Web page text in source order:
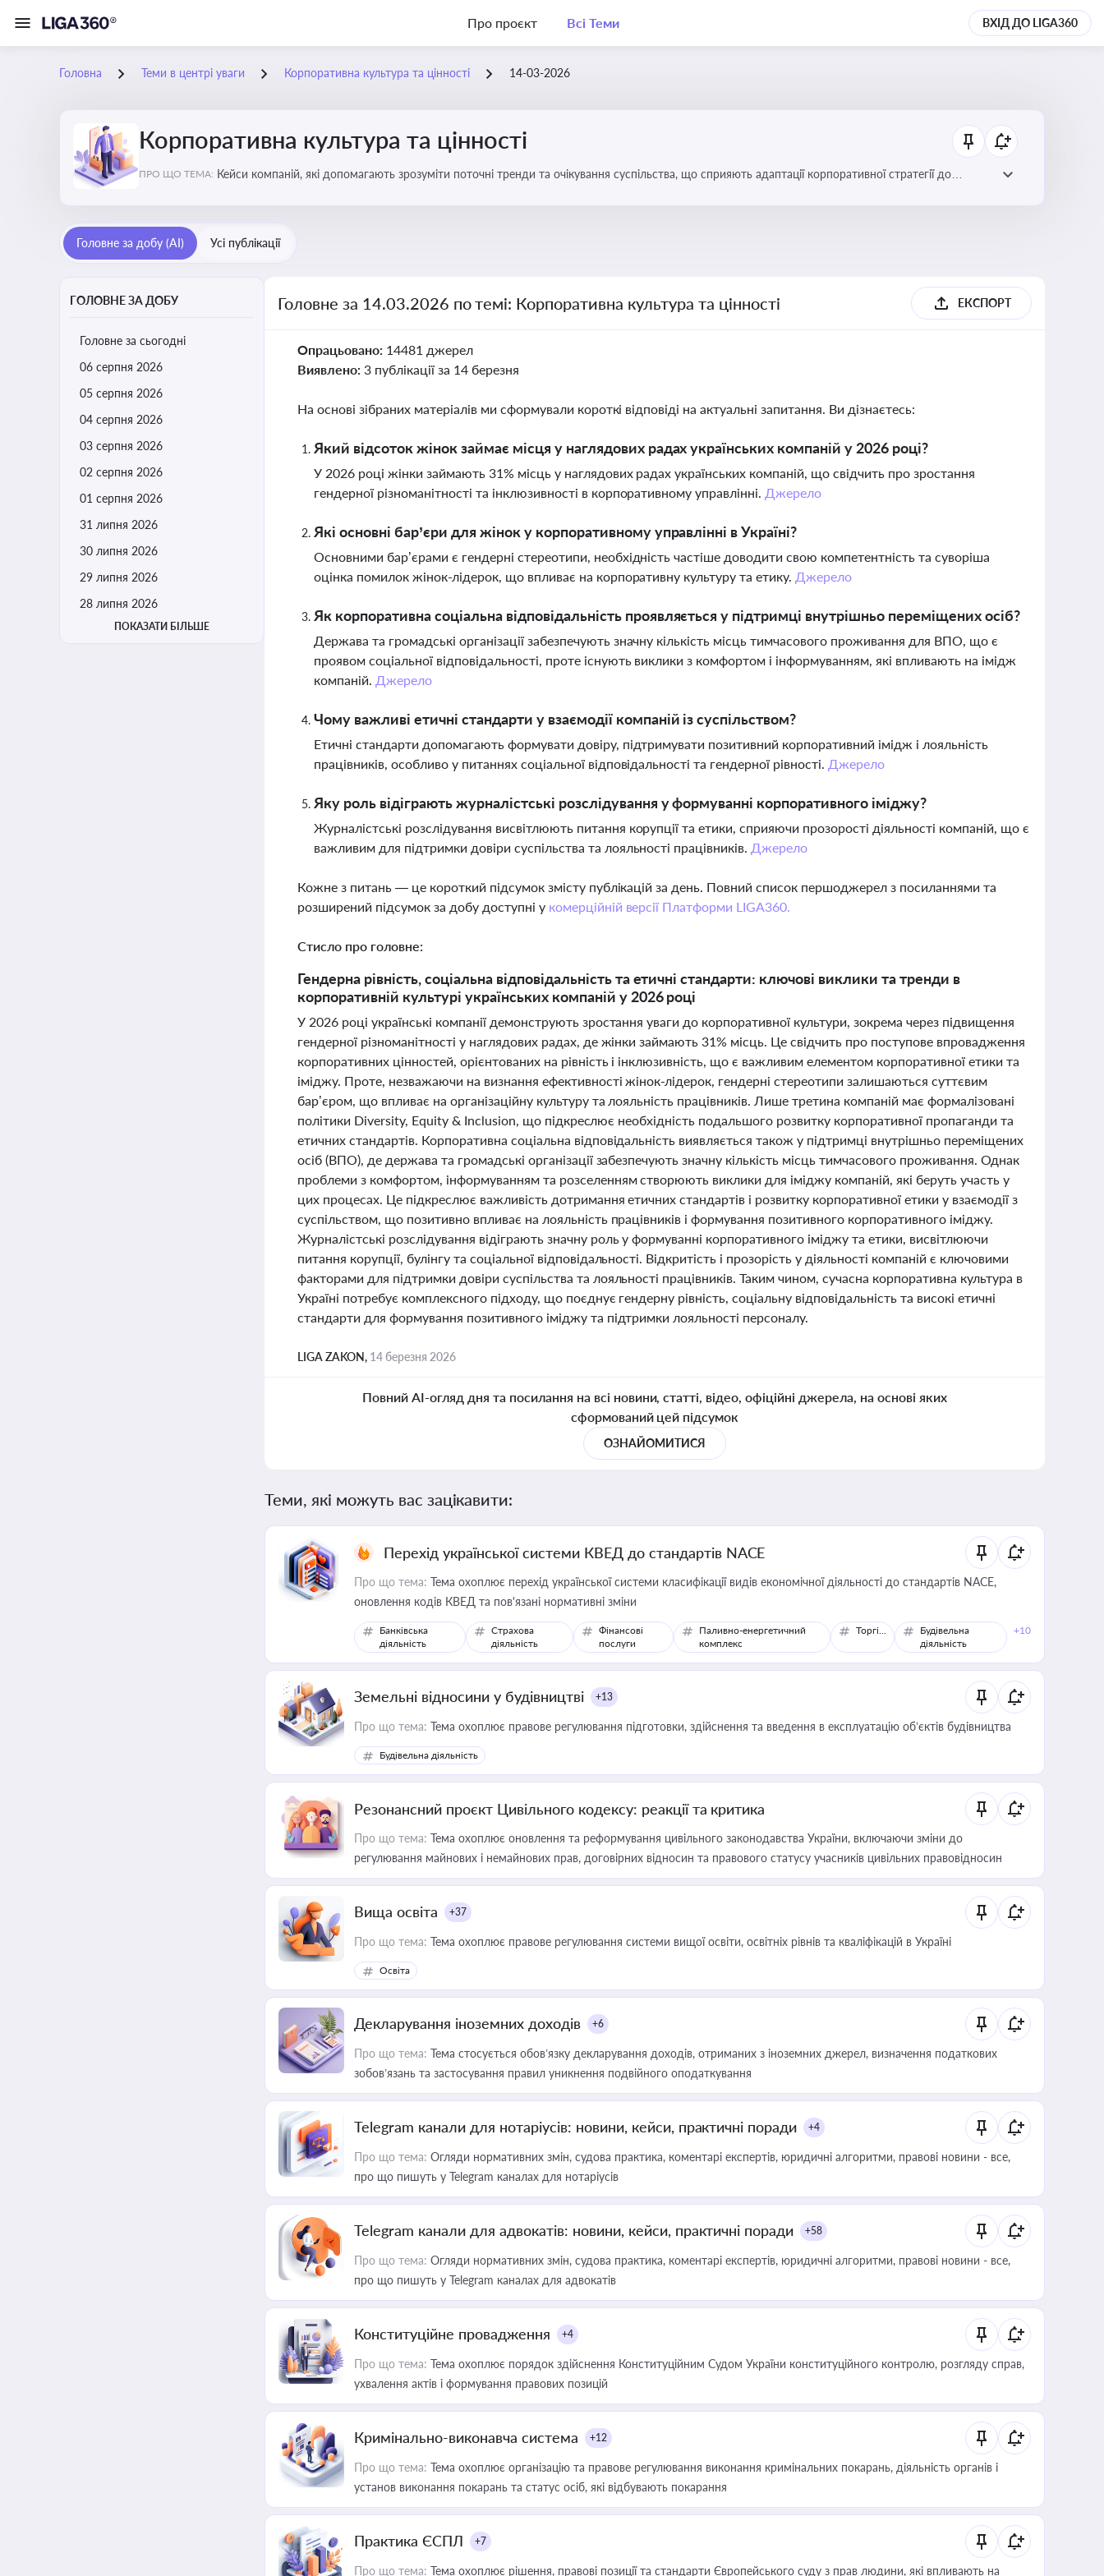
Про проєкт Всі Теми ВХІД ДО LIGA360
Головна Теми в центрі уваги Корпоративна культура та цінності 14-03-2026
Корпоративна культура та цінності
ПРО ЩО ТЕМА: Кейси компаній, які допомагають зрозуміти поточні тренди та очікування суспільства, що сприяють адаптації корпоративної стратегії до
Головне за добу (AI) Усі публікації
ГОЛОВНЕ ЗА ДОБУ
Головне за сьогодні
06 серпня 2026
05 серпня 2026
04 серпня 2026
03 серпня 2026
02 серпня 2026
01 серпня 2026
31 липня 2026
30 липня 2026
29 липня 2026
28 липня 2026
ПОКАЗАТИ БІЛЬШЕ
Головне за 14.03.2026 по темі: Корпоративна культура та цінності ЕКСПОРТ
Опрацьовано: 14481 джерел
Виявлено: 3 публікації за 14 березня
На основі зібраних матеріалів ми сформували короткі відповіді на актуальні запитання. Ви дізнаєтесь:
Який відсоток жінок займає місця у наглядових радах українських компаній у 2026 році?
У 2026 році жінки займають 31% місць у наглядових радах українських компаній, що свідчить про зростання
гендерної різноманітності та інклюзивності в корпоративному управлінні. Джерело
Які основні бар’єри для жінок у корпоративному управлінні в Україні?
Основними бар’єрами є гендерні стереотипи, необхідність частіше доводити свою компетентність та суворіша
оцінка помилок жінок-лідерок, що впливає на корпоративну культуру та етику. Джерело
Як корпоративна соціальна відповідальність проявляється у підтримці внутрішньо переміщених осіб?
Держава та громадські організації забезпечують значну кількість місць тимчасового проживання для ВПО, що є
проявом соціальної відповідальності, проте існують виклики з комфортом і інформуванням, які впливають на імідж
компаній. Джерело
Чому важливі етичні стандарти у взаємодії компаній із суспільством?
Етичні стандарти допомагають формувати довіру, підтримувати позитивний корпоративний імідж і лояльність
працівників, особливо у питаннях соціальної відповідальності та гендерної рівності. Джерело
Яку роль відіграють журналістські розслідування у формуванні корпоративного іміджу?
Журналістські розслідування висвітлюють питання корупції та етики, сприяючи прозорості діяльності компаній, що є
важливим для підтримки довіри суспільства та лояльності працівників. Джерело
Кожне з питань — це короткий підсумок змісту публікацій за день. Повний список першоджерел з посиланнями та
розширений підсумок за добу доступні у комерційній версії Платформи LIGA360.
Стисло про головне:
Гендерна рівність, соціальна відповідальність та етичні стандарти: ключові виклики та тренди в
корпоративній культурі українських компаній у 2026 році
У 2026 році українські компанії демонструють зростання уваги до корпоративної культури, зокрема через підвищення
гендерної різноманітності у наглядових радах, де жінки займають 31% місць. Це свідчить про поступове впровадження
корпоративних цінностей, орієнтованих на рівність і інклюзивність, що є важливим елементом корпоративної етики та
іміджу. Проте, незважаючи на визнання ефективності жінок-лідерок, гендерні стереотипи залишаються суттєвим
бар’єром, що впливає на організаційну культуру та лояльність працівників. Лише третина компаній має формалізовані
політики Diversity, Equity & Inclusion, що підкреслює необхідність подальшого розвитку корпоративної пропаганди та
етичних стандартів. Корпоративна соціальна відповідальність виявляється також у підтримці внутрішньо переміщених
осіб (ВПО), де держава та громадські організації забезпечують значну кількість місць тимчасового проживання. Однак
проблеми з комфортом, інформуванням та розселенням створюють виклики для іміджу компаній, які беруть участь у
цих процесах. Це підкреслює важливість дотримання етичних стандартів і розвитку корпоративної етики у взаємодії з
суспільством, що позитивно впливає на лояльність працівників і формування позитивного корпоративного іміджу.
Журналістські розслідування відіграють значну роль у формуванні корпоративного іміджу та етики, висвітлюючи
питання корупції, булінгу та соціальної відповідальності. Відкритість і прозорість у діяльності компаній є ключовими
факторами для підтримки довіри суспільства та лояльності працівників. Таким чином, сучасна корпоративна культура в
Україні потребує комплексного підходу, що поєднує гендерну рівність, соціальну відповідальність та високі етичні
стандарти для формування позитивного іміджу та підтримки лояльності персоналу.
LIGA ZAKON, 14 березня 2026
Повний AI-огляд дня та посилання на всі новини, статті, відео, офіційні джерела, на основі яких
сформований цей підсумок
ОЗНАЙОМИТИСЯ
Теми, які можуть вас зацікавити:
Перехід української системи КВЕД до стандартів NACE
Про що тема: Тема охоплює перехід української системи класифікації видів економічної діяльності до стандартів NACE,
оновлення кодів КВЕД та пов'язані нормативні зміни
Банківська
діяльність
Страхова
діяльність
Фінансові
послуги
Паливно-енергетичний
комплекс
Торгівля
Будівельна
діяльність
+10
Земельні відносини у будівництві +13
Про що тема: Тема охоплює правове регулювання підготовки, здійснення та введення в експлуатацію об’єктів будівництва
Будівельна діяльність
Резонансний проєкт Цивільного кодексу: реакції та критика
Про що тема: Тема охоплює оновлення та реформування цивільного законодавства України, включаючи зміни до
регулювання майнових і немайнових прав, договірних відносин та правового статусу учасників цивільних правовідносин
Вища освіта +37
Про що тема: Тема охоплює правове регулювання системи вищої освіти, освітніх рівнів та кваліфікацій в Україні
Освіта
Декларування іноземних доходів +6
Про що тема: Тема стосується обов’язку декларування доходів, отриманих з іноземних джерел, визначення податкових
зобов’язань та застосування правил уникнення подвійного оподаткування
Telegram канали для нотаріусів: новини, кейси, практичні поради +4
Про що тема: Огляди нормативних змін, судова практика, коментарі експертів, юридичні алгоритми, правові новини - все,
про що пишуть у Telegram каналах для нотаріусів
Telegram канали для адвокатів: новини, кейси, практичні поради +58
Про що тема: Огляди нормативних змін, судова практика, коментарі експертів, юридичні алгоритми, правові новини - все,
про що пишуть у Telegram каналах для адвокатів
Конституційне провадження +4
Про що тема: Тема охоплює порядок здійснення Конституційним Судом України конституційного контролю, розгляду справ,
ухвалення актів і формування правових позицій
Кримінально-виконавча система +12
Про що тема: Тема охоплює організацію та правове регулювання виконання кримінальних покарань, діяльність органів і
установ виконання покарань та статус осіб, які відбувають покарання
Практика ЄСПЛ +7
Про що тема: Тема охоплює рішення, правові позиції та стандарти Європейського суду з прав людини, які впливають на